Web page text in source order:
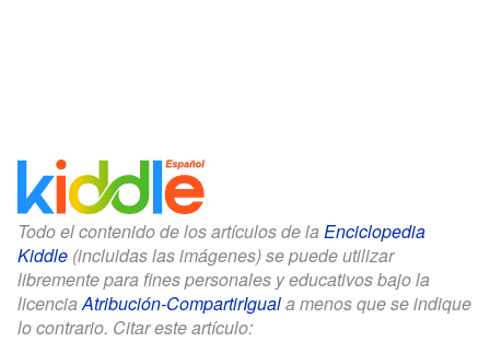
Todo el contenido de los artículos de la Enciclopedia
Kiddle (incluidas las imágenes) se puede utilizar
libremente para fines personales y educativos bajo la
licenciaAtribución-CompartirIguala menos que se indique
lo contrario. Citar este artículo: